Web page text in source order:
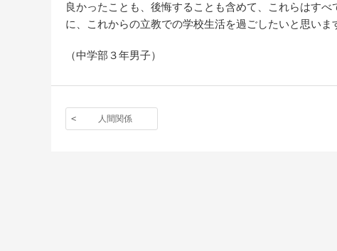
良かったことも、後悔することも含めて、これらはす
に、これからの立教での学校生活を過ごしたいと思いま
（中学部３年男子）
人間関係